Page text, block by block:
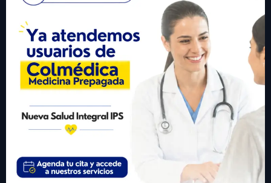
+57 310 6246977
Visitante #
Links Importantes